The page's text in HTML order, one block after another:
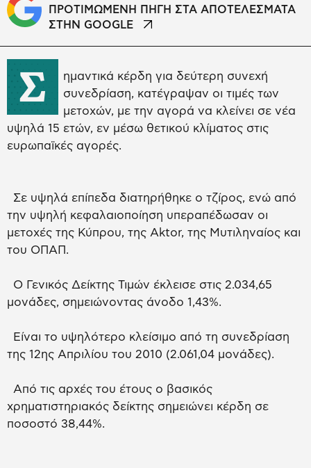
ΠΡΟΤΙΜΩΜΕΝΗ ΠΗΓΗ ΣΤΑ ΑΠΟΤΕΛΕΣΜΑΤΑ
ΣΤΗΝ GOOGLE
Σ
ημαντικά κέρδη για δεύτερη συνεχή
συνεδρίαση, κατέγραψαν οι τιμές των
μετοχών, με την αγορά να κλείνει σε νέα
υψηλά 15 ετών, εν μέσω θετικού κλίματος στις
ευρωπαϊκές αγορές.
Σε υψηλά επίπεδα διατηρήθηκε ο τζίρος, ενώ από
την υψηλή κεφαλαιοποίηση υπεραπέδωσαν οι
μετοχές της Κύπρου, της Aktor, της Μυτιληναίος και
του ΟΠΑΠ.
O Γενικός Δείκτης Τιμών έκλεισε στις 2.034,65
μονάδες, σημειώνοντας άνοδο 1,43%.
Είναι το υψηλότερο κλείσιμο από τη συνεδρίαση
της 12ης Απριλίου του 2010 (2.061,04 μονάδες).
Από τις αρχές του έτους ο βασικός
χρηματιστηριακός δείκτης σημειώνει κέρδη σε
ποσοστό 38,44%.